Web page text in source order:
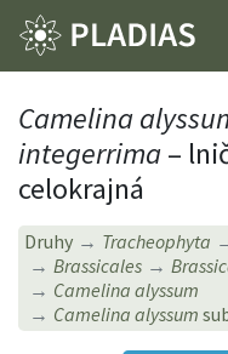
Camelina
integerrima–
celokrajná
Druhy Tracheophyta
Brassicales
Camelina alyssum
Camelina alyssum